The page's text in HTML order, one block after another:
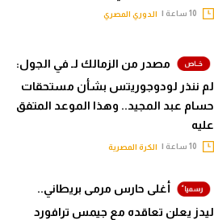
الدوري المصري
مصدر من الزمالك لـ في الجول:
لم ننذر لودوجوريتس بشأن مستحقات
حسام عبد المجيد.. وهذا الموعد المتفق
عليه
الكرة المصرية
أغلى حارس مرمى بريطاني..
ليدز يعلن تعاقده مع جيمس ترافورد